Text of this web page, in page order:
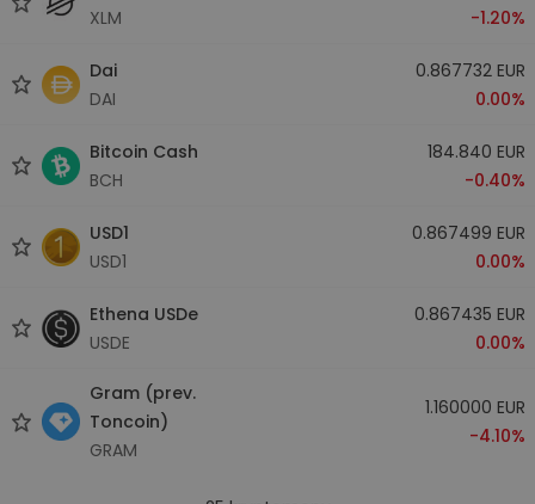
XLM
-1.20%
Dai
DAI
0.867732 EUR
0.00%
Bitcoin Cash
BCH
184.840 EUR
-0.40%
USD1
USD1
0.867499 EUR
0.00%
Ethena USDe
USDE
0.867435 EUR
0.00%
Gram (prev.
Toncoin)
GRAM
1.160000 EUR
-4.10%